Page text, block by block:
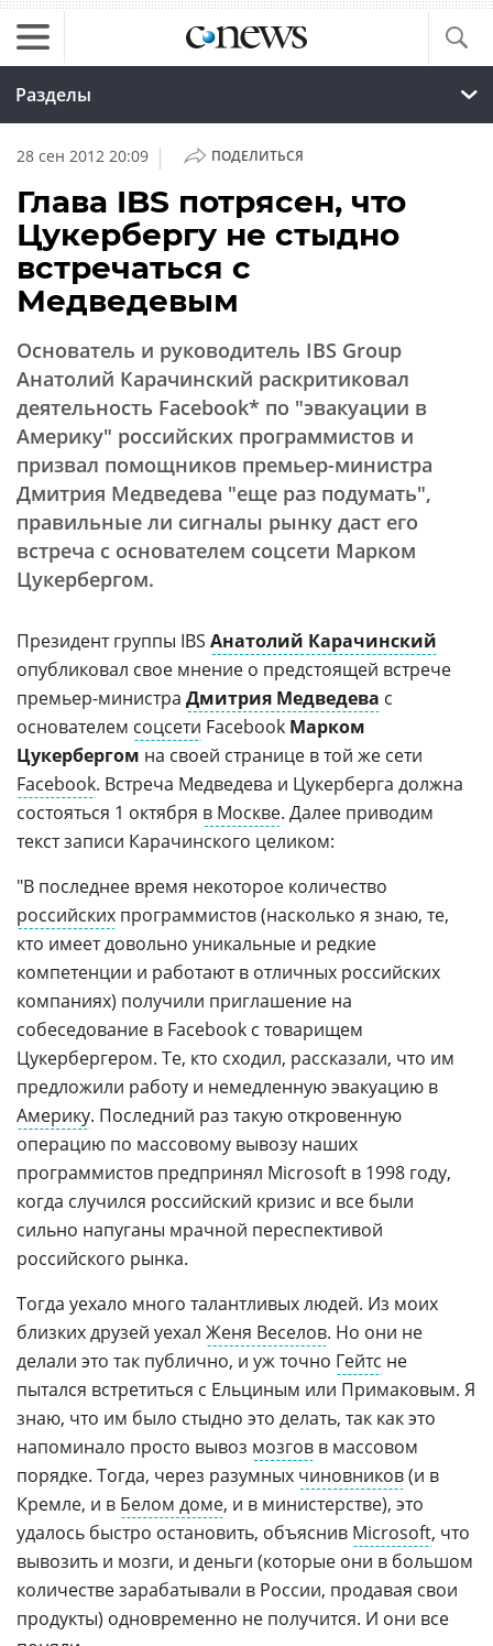
Разделы
28 сен 2012 20:09 | ПОДЕЛИТЬСЯ
Глава IBS потрясен, что
Цукербергу не стыдно
встречаться с
Медведевым
Основатель и руководитель IBS Group
Анатолий Карачинский раскритиковал
деятельность Facebook* по "эвакуации в
Америку" российских программистов и
призвал помощников премьер-министра
Дмитрия Медведева "еще раз подумать",
правильные ли сигналы рынку даст его
встреча с основателем соцсети Марком
Цукербергом.
Президент группы IBS Анатолий Карачинский
опубликовал свое мнение о предстоящей встрече
премьер-министра Дмитрия Медведева с
основателем соцсети Facebook Марком
Цукербергом на своей странице в той же сети
Facebook. Встреча Медведева и Цукерберга должна
состояться 1 октября в Москве. Далее приводим
текст записи Карачинского целиком:
"В последнее время некоторое количество
российских программистов (насколько я знаю, те,
кто имеет довольно уникальные и редкие
компетенции и работают в отличных российских
компаниях) получили приглашение на
собеседование в Facebook с товарищем
Цукербергером. Те, кто сходил, рассказали, что им
предложили работу и немедленную эвакуацию в
Америку. Последний раз такую откровенную
операцию по массовому вывозу наших
программистов предпринял Microsoft в 1998 году,
когда случился российский кризис и все были
сильно напуганы мрачной переспективой
российского рынка.
Тогда уехало много талантливых людей. Из моих
близких друзей уехал Женя Веселов. Но они не
делали это так публично, и уж точно Гейтс не
пытался встретиться с Ельциным или Примаковым. Я
знаю, что им было стыдно это делать, так как это
напоминало просто вывоз мозгов в массовом
порядке. Тогда, через разумных чиновников(и в
Кремле, и в Белом доме, и в министерстве), это
удалось быстро остановить, объяснив Microsoft, что
вывозить и мозги, и деньги (которые они в большом
количестве зарабатывали в России, продавая свои
продукты) одновременно не получится. И они все